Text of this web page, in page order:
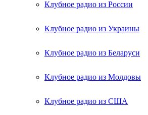
Клубное радио из России
Клубное радио из Украины
Клубное радио из Беларуси
Клубное радио из Молдовы
Клубное радио из США